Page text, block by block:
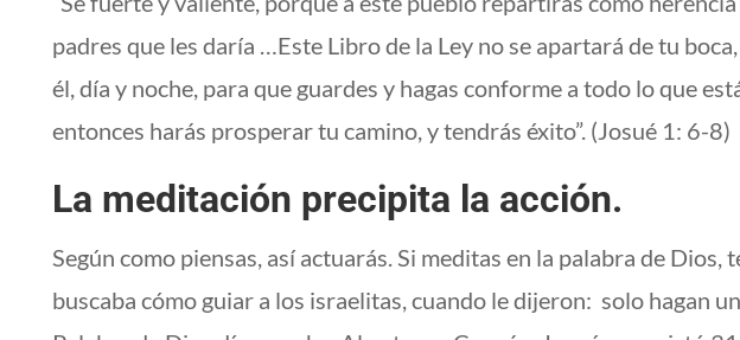
padres que les daría …Este Libro de la Ley no se apartará de tu
él, día y noche, para que guardes y hagas conforme a todo lo que
entonces harás prosperar tu camino, y tendrás éxito”. (Josué 1: 6-8)
La meditación precipita la acción.
Según como piensas, así actuarás. Si meditas en la palabra de
buscaba cómo guiar a los israelitas, cuando le dijeron: solo hagan